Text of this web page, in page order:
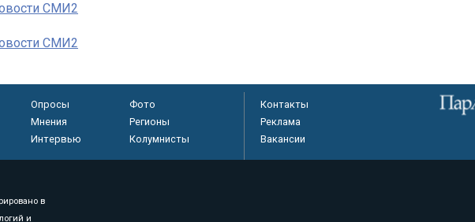
СМИ2
СМИ2
Опросы
Фото
Мнения
Регионы
Интервью Колумнисты
Контакты
Реклама
Вакансии
в
и